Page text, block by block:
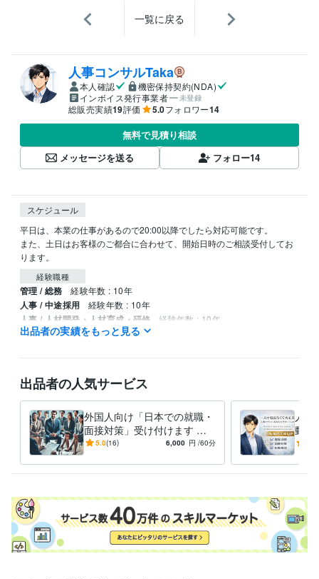
一覧に戻る
人事コンサルTaka
本人確認
機密保持契約(NDA)
インボイス発行事業者
未登録
総販売実績19評価 5.0フォロワー14
無料で見積り相談
メッセージを送る
フォロー14
スケジュール
平日は、本業の仕事があるので20:00以降でしたら対応可能です。
また、土日はお客様のご都合に合わせて、開始日時のご相談受付してお
ります。
経験職種
管理 / 総務 経験年数 : 10年
人事 / 中途採用 経験年数 : 10年
人事 / 人材開発・人材育成・研修 経験年数 : 10年
日商簿記検定2級 取得年 : 2017年
プログラミング言語・フレームワーク
Python:1年
ビジネス・クリエイティブツール
WordPress:3年Excel:20年Google スプレッドシート:4年
Google ドキュメント:2年
学歴
青山学院大学 2009年3月 ~ 2013年2月
出品者の実績をもっと見る
出品者の人気サービス
外国人向け「日本での就職・
面接対策」受け付けます 日
本の就職・面接を成功させる
5.0(16) 6,000 円 /60分
人
動を
なた
す